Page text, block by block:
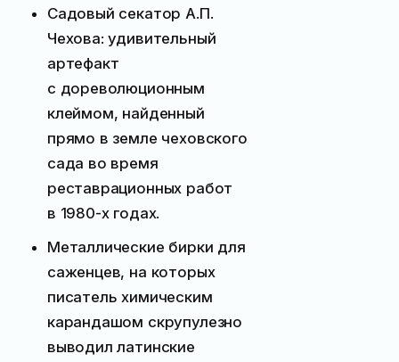
Садовый секатор А.П.
Чехова: удивительный
артефакт
с дореволюционным
клеймом, найденный
прямо в земле чеховского
сада во время
реставрационных работ
в 1980-х годах.
Металлические бирки для
саженцев, на которых
писатель химическим
карандашом скрупулезно
выводил латинские